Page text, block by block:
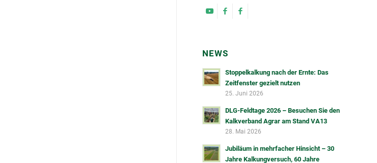
NEWS
Stoppelkalkung nach der Ernte: Das
Zeitfenster gezielt nutzen
25. Juni 2026
DLG-Feldtage 2026 – Besuchen Sie den
Kalkverband Agrar am Stand VA13
28. Mai 2026
Jubiläum in mehrfacher Hinsicht – 30
Jahre Kalkungversuch, 60 Jahre